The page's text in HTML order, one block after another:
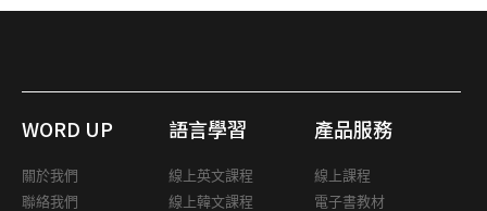
WORD UP
關於我們
聯絡我們
語言學習
線上英文課程
線上韓文課程
產品服務
線上課程
電子書教材